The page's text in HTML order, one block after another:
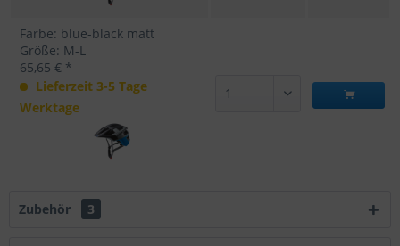
Farbe: blue-black matt
Größe: M-L
65,65 € *
Lieferzeit 3-5 Tage
Werktage
Zubehör 3